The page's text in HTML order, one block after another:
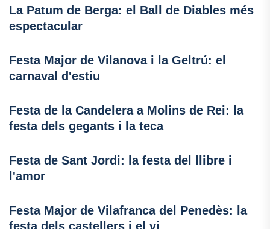
La Patum de Berga: el Ball de Diables més
espectacular
Festa Major de Vilanova i la Geltrú: el
carnaval d'estiu
Festa de la Candelera a Molins de Rei: la
festa dels gegants i la teca
Festa de Sant Jordi: la festa del llibre i
l'amor
Festa Major de Vilafranca del Penedès: la
festa dels castellers i el vi